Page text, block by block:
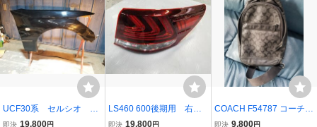
UCF30系 セルシオ 後
期 右フロントフェンダ
即決 19,800円
LS460 600後期用 右テ
ールランプ 未使用品
即決 19,800円
COACH F54787 コーチ
ボディバッグ ショルダ
即決 9,800円